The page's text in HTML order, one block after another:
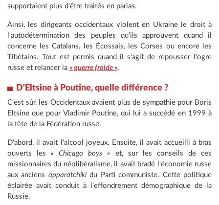
supportaient plus d'être traités en parias.
Ainsi, les dirigeants occidentaux violent en Ukraine le droit à
l'autodétermination des peuples qu'ils approuvent quand il
concerne les Catalans, les Écossais, les Corses ou encore les
Tibétains. Tout est permis quand il s'agit de repousser l'ogre
russe et relancer la « guerre froide ».
D'Eltsine à Poutine, quelle différence ?
C'est sûr, les Occidentaux avaient plus de sympathie pour Boris
Eltsine que pour Vladimir Poutine, qui lui a succédé en 1999 à
la tête de la Fédération russe.
D'abord, il avait l'alcool joyeux. Ensuite, il avait accueilli à bras
ouverts les« Chicago boys » et, sur les conseils de ces
missionnaires du néolibéralisme, il avait bradé l'économie russe
aux anciens apparatchikidu Parti communiste. Cette politique
éclairée avait conduit à l'effondrement démographique de la
Russie.